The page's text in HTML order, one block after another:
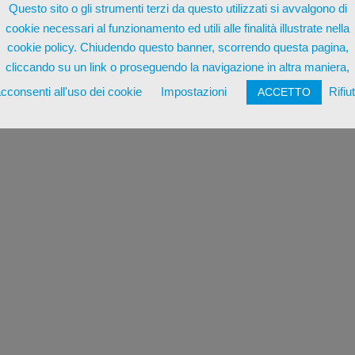
Questo sito o gli strumenti terzi da questo utilizzati si avvalgono di
cookie necessari al funzionamento ed utili alle finalità illustrate nella
cookie policy. Chiudendo questo banner, scorrendo questa pagina,
cliccando su un link o proseguendo la navigazione in altra maniera,
all'uso dei cookie
Impostazioni ACCETTO